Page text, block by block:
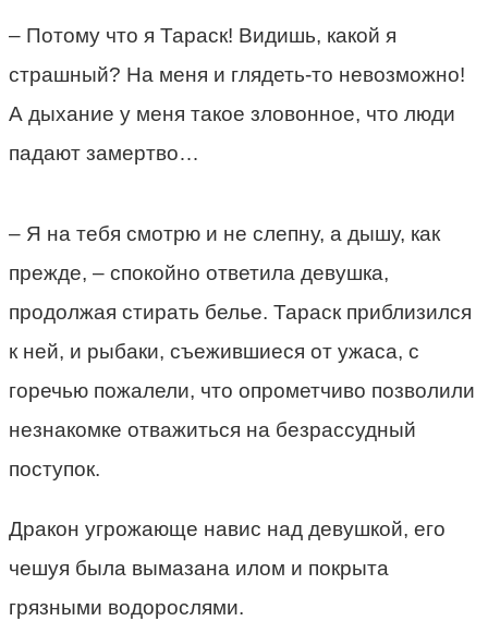
– Потому что я Тараск! Видишь, какой я
страшный? На меня и глядеть-то невозможно!
А дыхание у меня такое зловонное, что люди
падают замертво…
– Я на тебя смотрю и не слепну, а дышу, как
прежде, – спокойно ответила девушка,
продолжая стирать белье. Тараск приблизился
к ней, и рыбаки, съежившиеся от ужаса, с
горечью пожалели, что опрометчиво позволили
незнакомке отважиться на безрассудный
поступок.
Дракон угрожающе навис над девушкой, его
чешуя была вымазана илом и покрыта
грязными водорослями.